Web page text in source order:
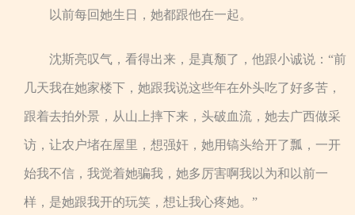
以前每回她生日，她都跟他在一起。
沈斯亮叹气，看得出来，是真颓了，他跟小诚说：“前
几天我在她家楼下，她跟我说这些年在外头吃了好多苦，
跟着去拍外景，从山上摔下来，头破血流，她去广西做采
访，让农户堵在屋里，想强奸，她用镐头给开了瓢，一开
始我不信，我觉着她骗我，她多厉害啊我以为和以前一
样，是她跟我开的玩笑，想让我心疼她。”